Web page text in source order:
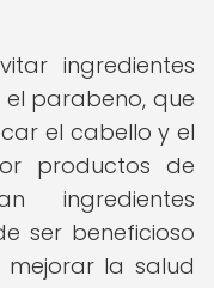
ingredientes
parabeno, que
el cabello y el
productos de
ingredientes
ser beneficioso
la salud